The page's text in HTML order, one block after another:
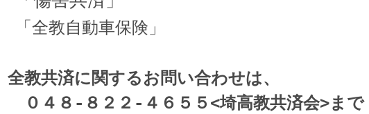
「全教自動車保険」
全教共済に関するお問い合わせは、
０４８-８２２-４６５５<埼高教共済会>まで